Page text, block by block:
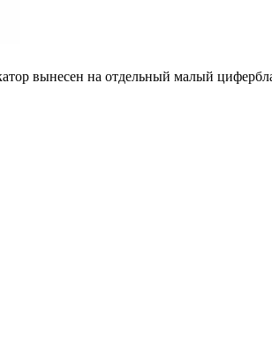
вынесен на отдельный малый